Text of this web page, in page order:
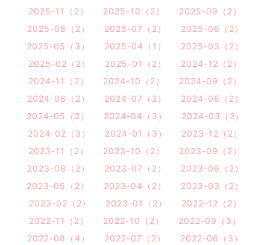
2025-11（2）
2025-10（2）
2025-09（2）
2025-08（2）
2025-07（2）
2025-06（2）
2025-05（3）
2025-04（1）
2025-03（2）
2025-02（2）
2025-01（2）
2024-12（2）
2024-11（2）
2024-10（2）
2024-09（2）
2024-08（2）
2024-07（2）
2024-06（2）
2024-05（2）
2024-04（3）
2024-03（2）
2024-02（3）
2024-01（3）
2023-12（2）
2023-11（2）
2023-10（2）
2023-09（2）
2023-08（2）
2023-07（2）
2023-06（2）
2023-05（2）
2023-04（2）
2023-03（2）
2023-02（2）
2023-01（2）
2022-12（2）
2022-11（2）
2022-10（2）
2022-09（3）
2022-08（4）
2022-07（2）
2022-06（3）